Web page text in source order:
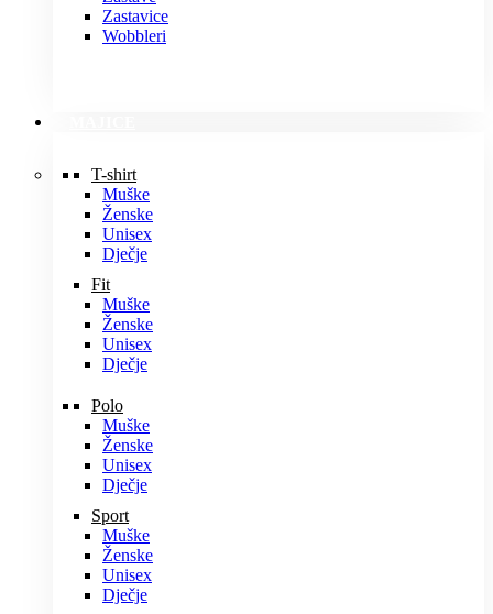
Zastavice
Wobbleri
T-shirt
Muške
Ženske
Unisex
Dječje
Fit
Muške
Ženske
Unisex
Dječje
Polo
Muške
Ženske
Unisex
Dječje
Sport
Muške
Ženske
Unisex
Dječje